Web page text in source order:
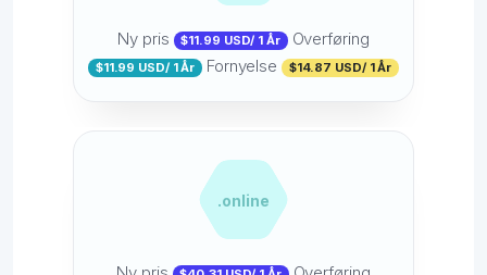
Ny pris $11.99 USD/ 1 År Overføring
$11.99 USD/ 1 År Fornyelse $14.87 USD/ 1 År
.online